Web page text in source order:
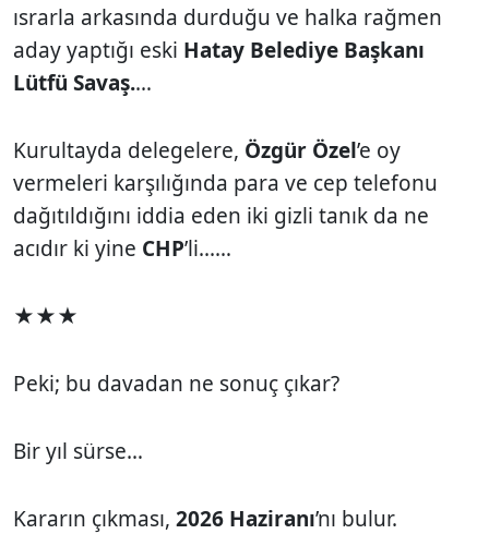
ısrarla arkasında durduğu ve halka rağmen
aday yaptığı eski Hatay Belediye Başkanı
Lütfü Savaş.…
Kurultayda delegelere, Özgür Özel’e oy
vermeleri karşılığında para ve cep telefonu
dağıtıldığını iddia eden iki gizli tanık da ne
acıdır ki yine CHP’li...…
★★★
Peki; bu davadan ne sonuç çıkar?
Bir yıl sürse…
Kararın çıkması, 2026 Haziranı’nı bulur.